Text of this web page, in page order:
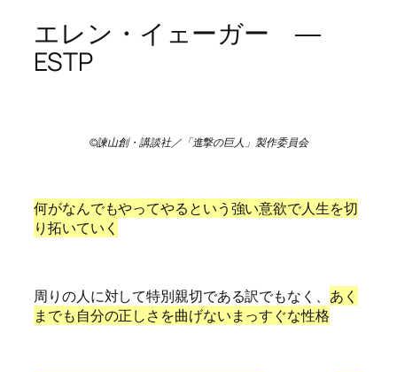
エレン・イェーガー ―
ESTP
©諫山創・講談社／「進撃の巨人」製作委員会
何がなんでもやってやるという強い意欲で人生を切
り拓いていく
周りの人に対して特別親切である訳でもなく、 あく
までも自分の正しさを曲げないまっすぐな性格